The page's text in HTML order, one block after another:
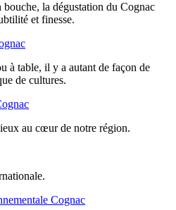
la dégustation du Cognac
et finesse.
à table, il y a autant de façon de
de cultures.
au cœur de notre région.
Cognac